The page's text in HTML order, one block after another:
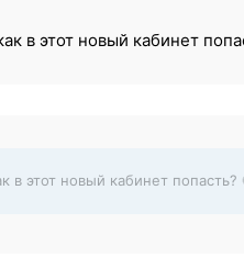
в этот новый кабинет
в этот новый кабинет